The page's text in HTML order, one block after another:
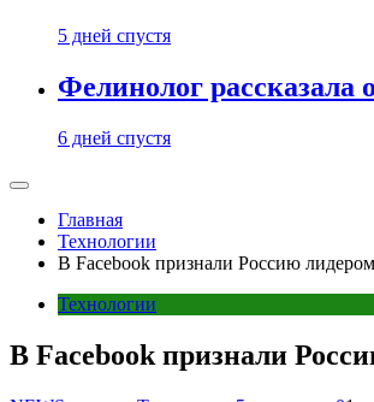
5 дней спустя
Фелинолог рассказала
6 дней спустя
Главная
Технологии
В Facebook признали Россию
Технологии
В Facebook признали